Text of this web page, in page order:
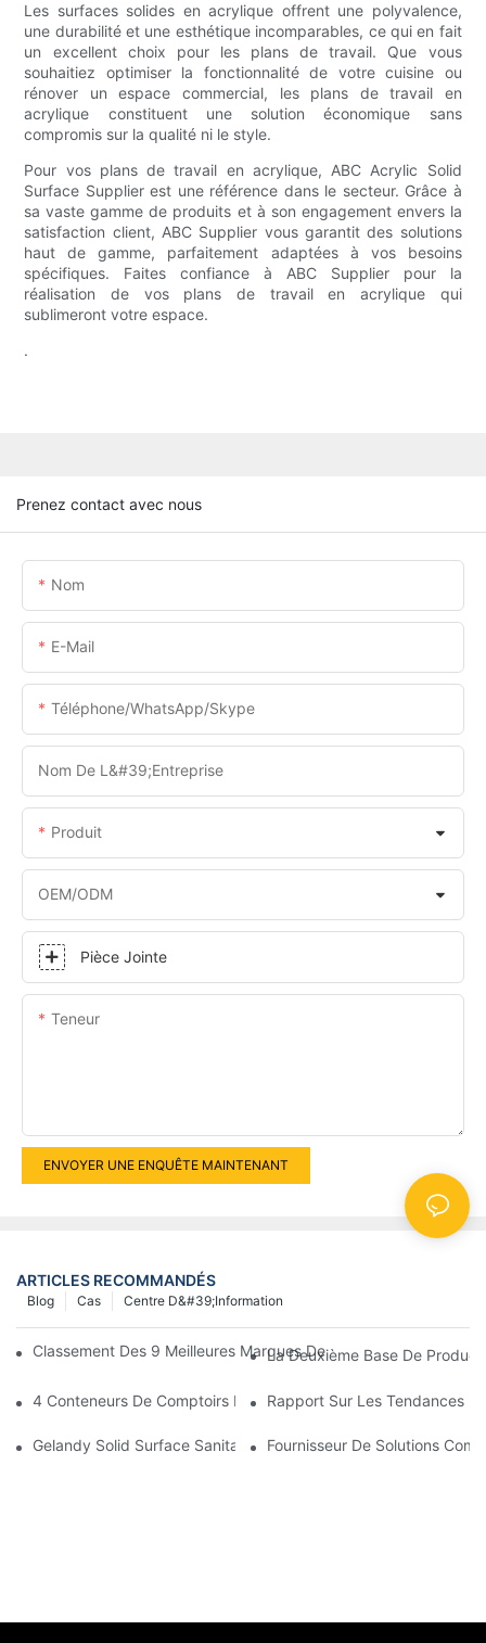
Les surfaces solides en acrylique offrent une polyvalence,
une durabilité et une esthétique incomparables, ce qui en fait
un excellent choix pour les plans de travail. Que vous
souhaitiez optimiser la fonctionnalité de votre cuisine ou
rénover un espace commercial, les plans de travail en
acrylique constituent une solution économique sans
compromis sur la qualité ni le style.
Pour vos plans de travail en acrylique, ABC Acrylic Solid
Surface Supplier est une référence dans le secteur. Grâce à
sa vaste gamme de produits et à son engagement envers la
satisfaction client, ABC Supplier vous garantit des solutions
haut de gamme, parfaitement adaptées à vos besoins
spécifiques. Faites confiance à ABC Supplier pour la
réalisation de vos plans de travail en acrylique qui
sublimeront votre espace.
.
Prenez contact avec nous
Nom
E-Mail
Téléphone/WhatsApp/Skype
Nom De L&#39;entreprise
Produit
OEM/ODM
Pièce Jointe
Teneur
ENVOYER UNE ENQUÊTE MAINTENANT
ARTICLES RECOMMANDÉS
Centre D&#39;information
Cas
Blog
Classement Des 9 Meilleures Marques De Comptoirs En
La Deuxième Base De
4 Conteneurs De Comptoirs En Quartz Exportés Vers Le
Rapport Sur Les Tendances
Gelandy Solid Surface Sanitary Ware, Avec 25 Ans
Fournisseur De Solutions